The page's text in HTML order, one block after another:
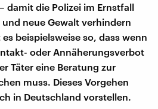
damit die Polizei im Ernstfall
neue Gewalt verhindern
beispielsweise so, dass wenn
oder Annäherungsverbot
Täter eine Beratung zur
muss. Dieses Vorgehen
in Deutschland vorstellen.